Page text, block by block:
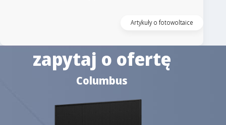
Artykuły o fotowoltaice
zapytaj o ofertę
Columbus